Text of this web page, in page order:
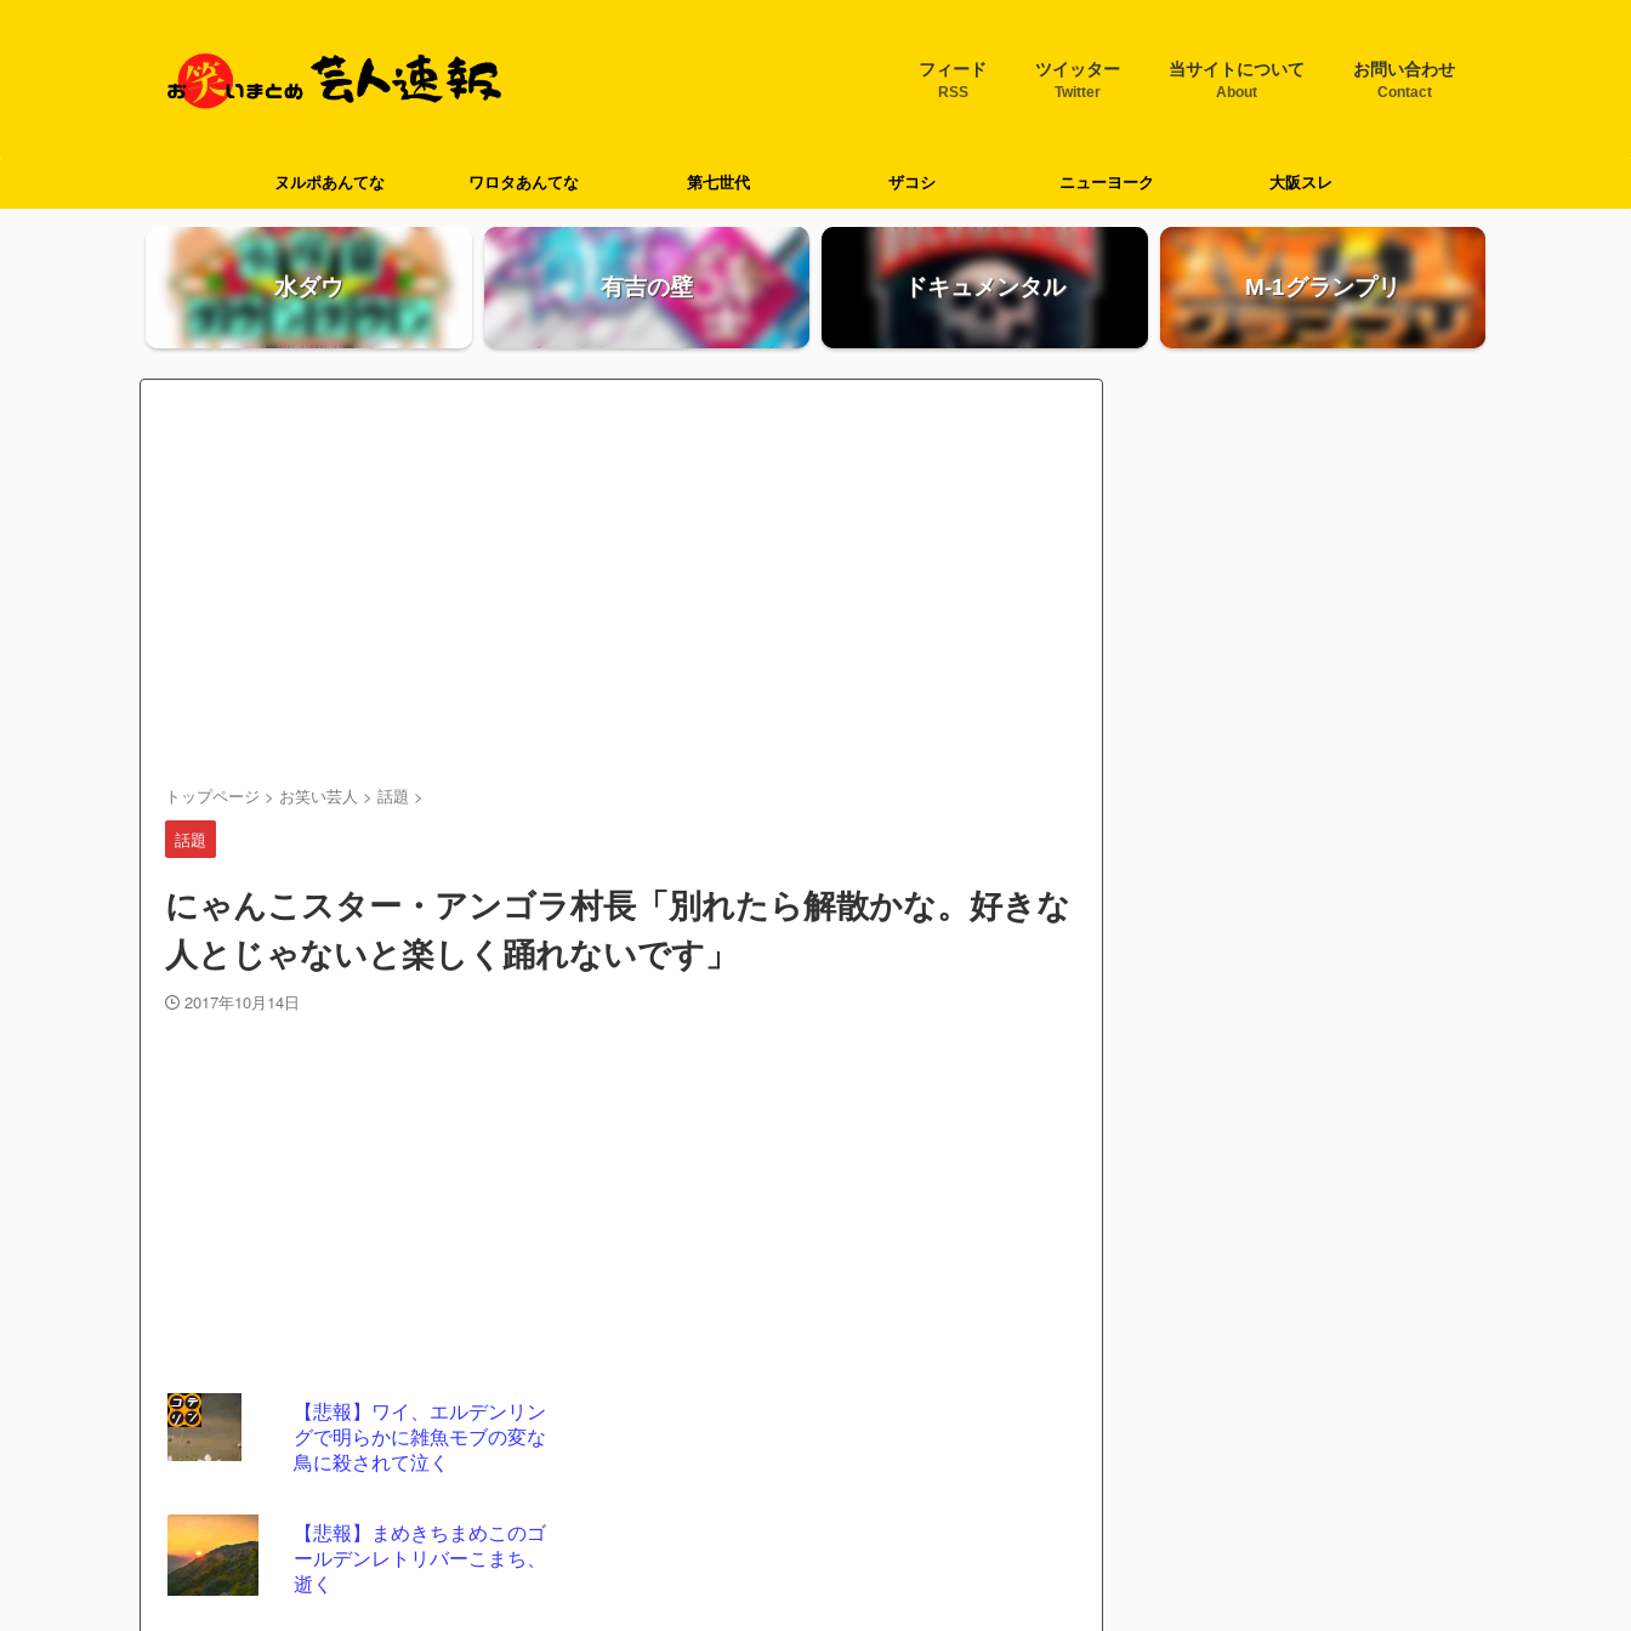
フィード
RSS
ツイッター
Twitter
当サイトについて
About
お問い合わせ
Contact
ヌルポあんてな ワロタあんてな 第七世代 ザコシ ニューヨーク 大阪スレ
水ダウ 有吉の壁 ドキュメンタル M-1グランプリ
トップページ > お笑い芸人 > 話題 >
話題
にゃんこスター・アンゴラ村長「別れたら解散かな。好きな
人とじゃないと楽しく踊れないです」
2017年10月14日
【悲報】ワイ、エルデンリン
グで明らかに雑魚モブの変な
鳥に殺されて泣く
【悲報】まめきちまめこのゴ
ールデンレトリバーこまち、
逝く
コテ
- 固
定リ
ンク